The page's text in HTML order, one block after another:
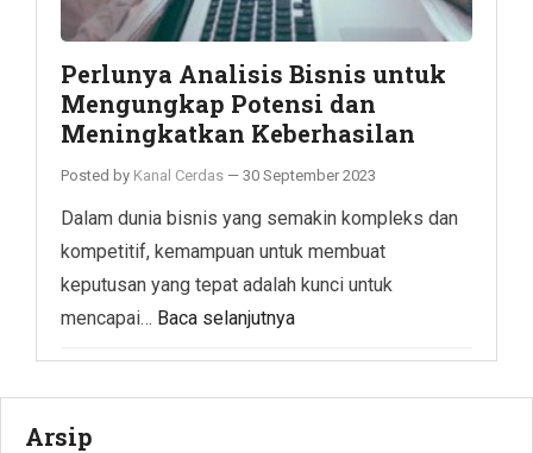
Perlunya Analisis Bisnis untuk
Mengungkap Potensi dan
Meningkatkan Keberhasilan
Posted by Kanal Cerdas — 30 September 2023
Dalam dunia bisnis yang semakin kompleks dan
kompetitif, kemampuan untuk membuat
keputusan yang tepat adalah kunci untuk
mencapai… Baca selanjutnya
Arsip